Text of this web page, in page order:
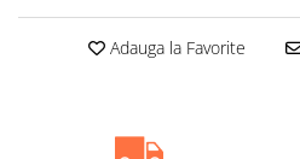
Tuning evacuare
Adauga la Favorite